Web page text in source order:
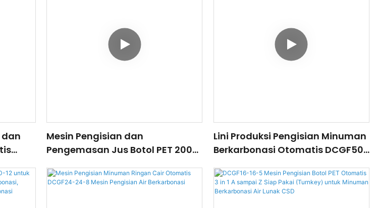
dan
Mesin Pengisian dan
Pengemasan Jus Botol PET 200-
Panas untuk Jus, Minuman
Lini Produksi Pengisian Minuman
Berkarbonasi Otomatis DCGF50-
Soda, Air Soda, CSD)